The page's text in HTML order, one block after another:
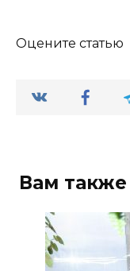
Оцените статью
Вам